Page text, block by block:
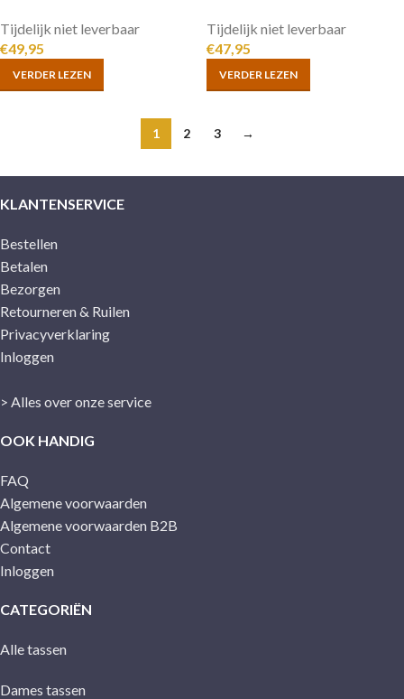
Tijdelijk niet leverbaar
€49,95
VERDER LEZEN
Tijdelijk niet leverbaar
€47,95
VERDER LEZEN
1 2 3 →
KLANTENSERVICE
Bestellen
Betalen
Bezorgen
Retourneren & Ruilen
Privacyverklaring
Inloggen
> Alles over onze service
OOK HANDIG
FAQ
Algemene voorwaarden
Algemene voorwaarden B2B
Contact
Inloggen
CATEGORIËN
Alle tassen
Dames tassen